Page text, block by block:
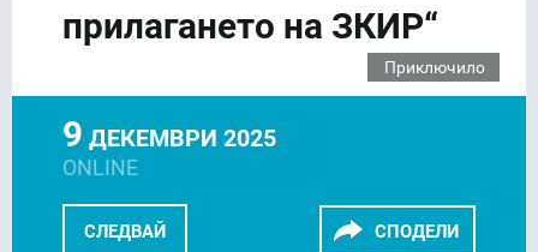
прилагането на ЗКИР“
Приключило
СЛЕДВАЙ СПОДЕЛИ
9 ДЕКЕМВРИ 2025
ONLINE